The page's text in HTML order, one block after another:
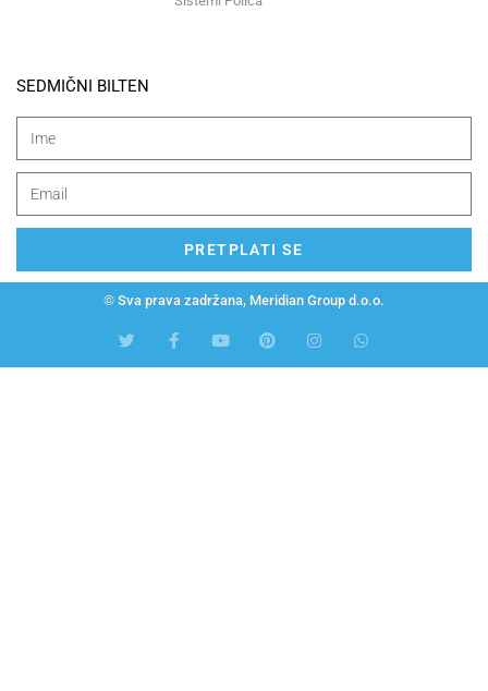
SEDMIČNI BILTEN
PRETPLATI SE
© Sva prava zadržana, Meridian Group d.o.o.